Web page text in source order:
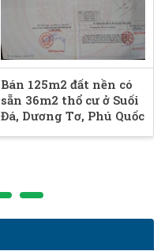
Bán 125m2 đất nền có
sẵn 36m2 thổ cư ở Suối
Đá, Dương Tơ, Phú Quốc